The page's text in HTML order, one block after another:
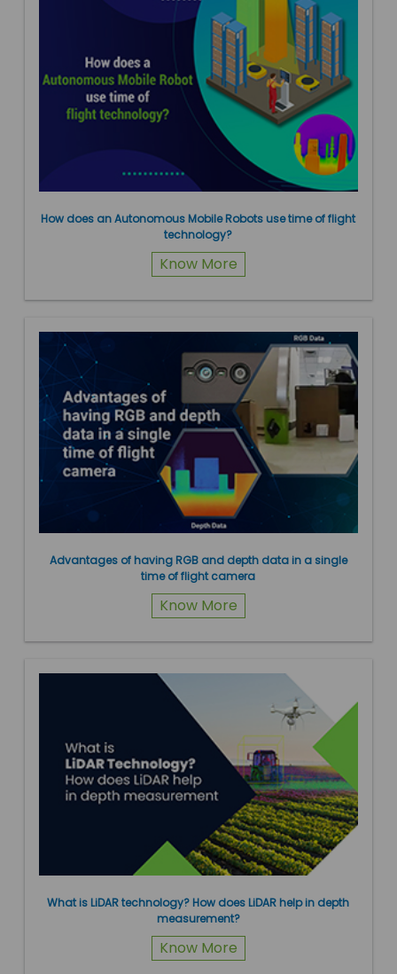
How does an Autonomous Mobile Robots use time of flight
technology?
Know More
Advantages of having RGB and depth data in a single
time of flight camera
Know More
What is LiDAR technology? How does LiDAR help in depth
measurement?
Know More